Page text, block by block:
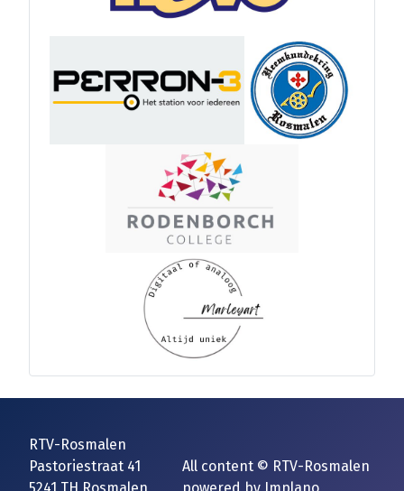
RTV-Rosmalen
Pastoriestraat 41
All content © RTV-Rosmalen